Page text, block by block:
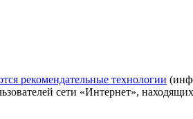
рекомендательные технологии
сети «Интернет»,